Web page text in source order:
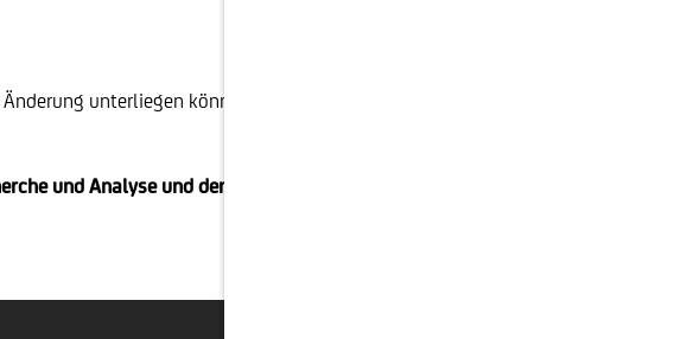
unterliegen können. Die Schoellerbank ist zu einer
und Analyse und den darauf beruhenden Informationen wird